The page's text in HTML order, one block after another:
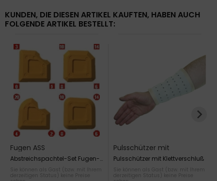
KUNDEN, DIE DIESEN ARTIKEL KAUFTEN, HABEN AUCH
FOLGENDE ARTIKEL BESTELLT:
Fugen ASS
Abstreichspachtel-Set Fugen-
Sie können als Gast (bzw. mit Ihrem
derzeitigen Status) keine Preise
Pulsschützer mit
Klettverschluss
Pulsschützer mit Klettverschluß
Sie können als Gast (bzw. mit Ihrem
derzeitigen Status) keine Preise